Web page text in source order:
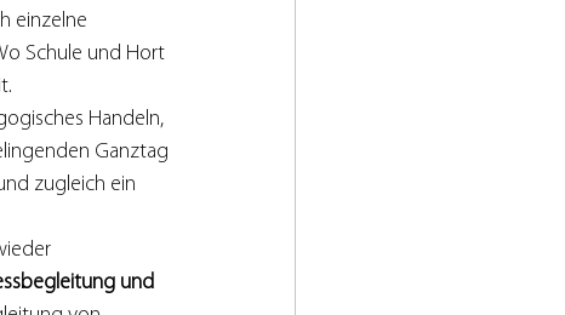
einzelne
Schule und Hort
Handeln,
Ganztag
zugleich ein
und